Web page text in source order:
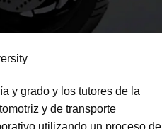
y grado y los tutores de la
y de transporte
utilizando un proceso de